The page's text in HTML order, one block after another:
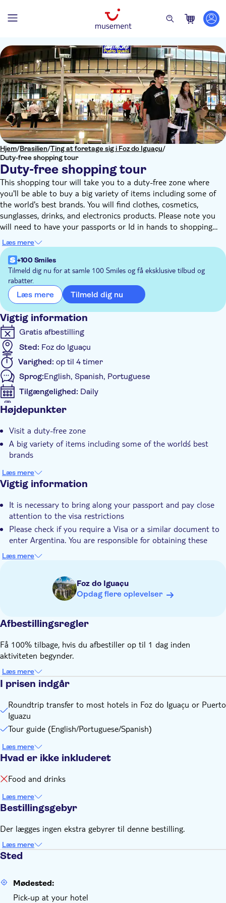
Hjem/Brasilien/Ting at foretage sig i Foz do Iguaçu/
Duty-free shopping tour
Duty-free shopping tour
This shopping tour will take you to a duty-free zone where
you'll be able to buy a big variety of items including some of
the world's best brands. You will find clothes, cosmetics,
sunglasses, drinks, and electronics products. Please note you
will need to have your passports or Id in hands to shopping
there.
Læs mere
+100 Smiles
Tilmeld dig nu for at samle 100 Smiles og få eksklusive tilbud og
rabatter.
Læs mere Tilmeld dig nu
Vigtig information
Gratis afbestilling
Sted: Foz do Iguaçu
Varighed: op til 4 timer
Sprog:English, Spanish, Portuguese
Tilgængelighed: Daily
Voucher på mobilen accepteres
Øjeblikkelig bekræftelse
Transport fra hotellet
Højdepunkter
Visit a duty-free zone
A big variety of items including some of the world´s best
brands
Læs mere
Vigtig information
It is necessary to bring along your passport and pay close
attention to the visa restrictions
Please check if you require a Visa or a similar document to
enter Argentina. You are responsible for obtaining these
will need to pay a fee of $20,00 pesos for an Eco touristic
tax in Puerto Iguazu. Please make sure to keep your receipt
in order to avoid being charged twice
your tour date to arrange the hotel pick-up. You will find
Læs mere
Foz do Iguaçu
Opdag flere oplevelser
Afbestillingsregler
Få 100% tilbage, hvis du afbestiller op til 1 dag inden
aktiviteten begynder.
Læs mere
I prisen indgår
Roundtrip transfer to most hotels in Foz do Iguaçu or Puerto
Iguazu
Tour guide (English/Portuguese/Spanish)
Læs mere
Hvad er ikke inkluderet
Food and drinks
Læs mere
Bestillingsgebyr
Der lægges ingen ekstra gebyrer til denne bestilling.
Læs mere
Sted
Mødested:
Pick-up at your hotel